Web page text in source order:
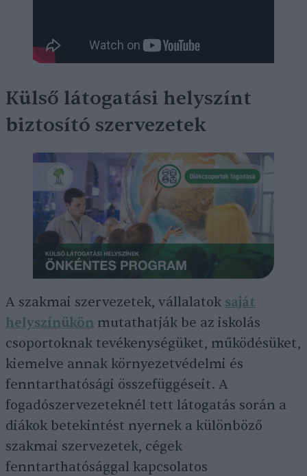
Külső látogatási helyszínt
biztosító szervezetek
A szakmai szervezetek, vállalatok saját
helyszínükön mutathatják be az iskolás
csoportoknak tevékenységüket, működésüket,
kiemelve annak környezetvédelmi és
fenntarthatósági összefüggéseit. A
fogadószervezeteknél tett látogatás során a
diákok betekintést nyernek a különböző
szakmai szervezetek, cégek
fenntarthatósággal kapcsolatos